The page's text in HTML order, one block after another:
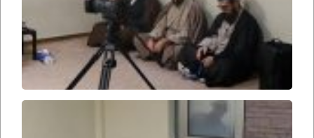
اخلاق